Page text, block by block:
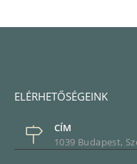
ELÉRHETŐSÉGEINK
CÍM
1039 Budapest,